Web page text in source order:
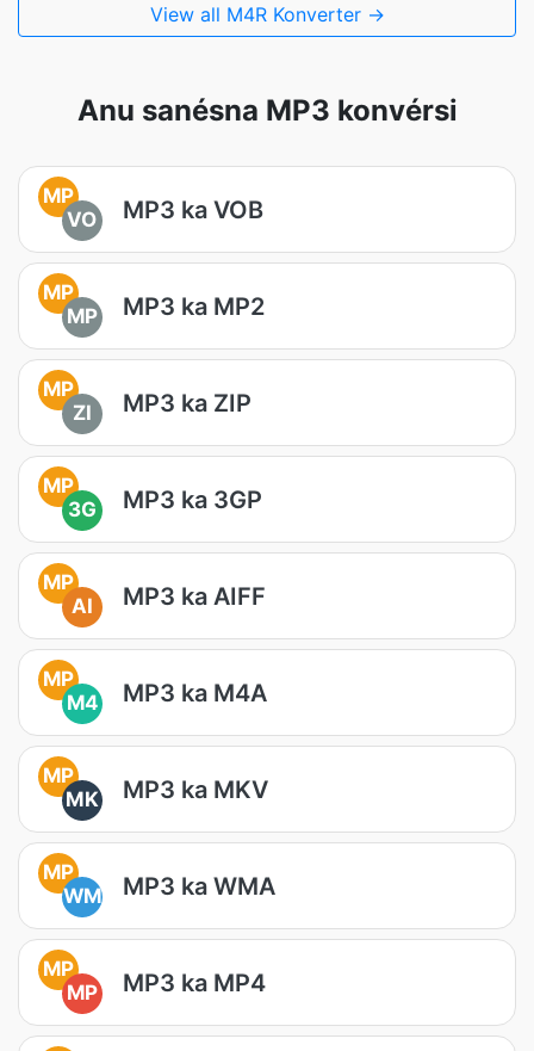
View all M4R Konverter →
Anu sanésna MP3 konvérsi
MP
VO
MP3 ka VOB
MP
MP
MP3 ka MP2
MP
ZI
MP3 ka ZIP
MP
3G
MP3 ka 3GP
MP
AI
MP3 ka AIFF
MP
M4
MP3 ka M4A
MP
MK
MP3 ka MKV
MP
WM
MP3 ka WMA
MP
MP
MP3 ka MP4